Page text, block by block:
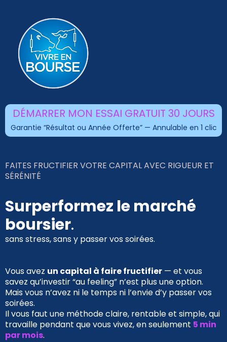
DÉMARRER MON ESSAI GRATUIT 30 JOURS
Garantie “Résultat ou Année Offerte” — Annulable en 1 clic
FAITES FRUCTIFIER VOTRE CAPITAL AVEC RIGUEUR ET
SÉRÉNITÉ
Surperformez le marché
boursier.
sans stress, sans y passer vos soirées.
Vous avez un capital à faire fructifier — et vous
savez qu’investir “au feeling” n’est plus une option.
Mais vous n’avez ni le temps ni l’envie d’y passer vos
soirées.
Il vous faut une méthode claire, rentable et simple, qui
travaille pendant que vous vivez, en seulement 5 min
par mois.